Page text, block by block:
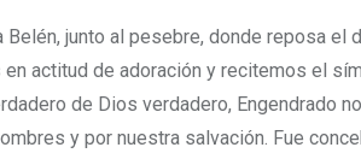
Belén, junto al pesebre, donde reposa el
actitud de adoración y recitemos el
de Dios verdadero, Engendrado
y por nuestra salvación. Fue